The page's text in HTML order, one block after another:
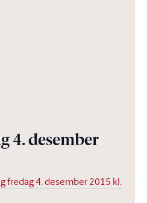
4. desember
fredag 4. desember 2015 kl.